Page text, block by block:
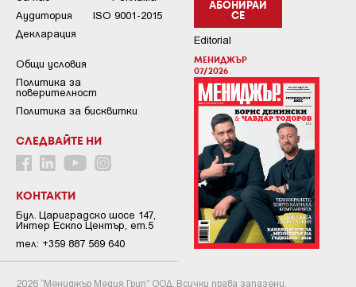
АБОНИРАЙ
СЕ
Editorial
МЕНИДЖЪР
07/2026
Аудитория
ISO 9001-2015
Декларация
Общи условия
Пoлитикa зa
пoвepитeлнocт
Политика за бисквитки
СЛЕДВАЙТЕ НИ
КОНТАКТИ
Бул. Цариградско шосе 147,
Интер Ескпо Център, ет.5
тел: +359 887 569 640
2026 “Мениджър Медия Груп” ООД. Всички права запазени.